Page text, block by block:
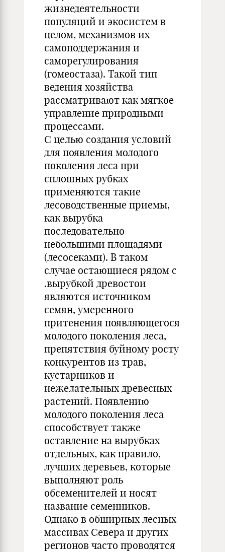
жизнедеятельности
популяций и экосистем в
целом, механизмов их
самоподдержания и
саморегулирования
(гомеостаза). Такой тип
ведения хозяйства
рассматривают как мягкое
управление природными
процессами.
С целью создания условий
для появления молодого
поколения леса при
сплошных рубках
применяются такие
лесоводственные приемы,
как вырубка
последовательно
небольшими площадями
(лесосеками). В таком
случае остающиеся рядом с
.вырубкой древостои
являются источником
семян, умеренного
притенения появляющегося
молодого поколения леса,
препятствия буйному росту
конкурентов из трав,
кустарников и
нежелательных древесных
растений. Появлению
молодого поколения леса
способствует также
оставление на вырубках
отдельных, как правило,
лучших деревьев, которые
выполняют роль
обсеменителей и носят
название семенников.
Однако в обширных лесных
массивах Севера и других
регионов часто проводятся